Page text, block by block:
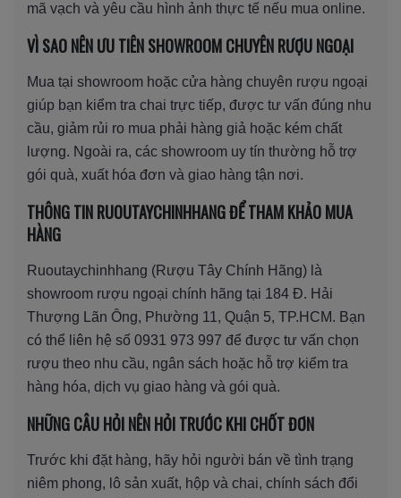
mã vạch và yêu cầu hình ảnh thực tế nếu mua online.
VÌ SAO NÊN ƯU TIÊN SHOWROOM CHUYÊN RƯỢU NGOẠI
Mua tại showroom hoặc cửa hàng chuyên rượu ngoại
giúp bạn kiểm tra chai trực tiếp, được tư vấn đúng nhu
cầu, giảm rủi ro mua phải hàng giả hoặc kém chất
lượng. Ngoài ra, các showroom uy tín thường hỗ trợ
gói quà, xuất hóa đơn và giao hàng tận nơi.
THÔNG TIN RUOUTAYCHINHHANG ĐỂ THAM KHẢO MUA
HÀNG
Ruoutaychinhhang (Rượu Tây Chính Hãng) là
showroom rượu ngoại chính hãng tại 184 Đ. Hải
Thượng Lãn Ông, Phường 11, Quận 5, TP.HCM. Bạn
có thể liên hệ số 0931 973 997 để được tư vấn chọn
rượu theo nhu cầu, ngân sách hoặc hỗ trợ kiểm tra
hàng hóa, dịch vụ giao hàng và gói quà.
NHỮNG CÂU HỎI NÊN HỎI TRƯỚC KHI CHỐT ĐƠN
Trước khi đặt hàng, hãy hỏi người bán về tình trạng
niêm phong, lô sản xuất, hộp và chai, chính sách đổi